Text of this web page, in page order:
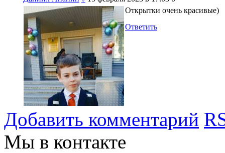
Открытки очень красивые)
Ответить
Добавить комментарий
Мы в контакте